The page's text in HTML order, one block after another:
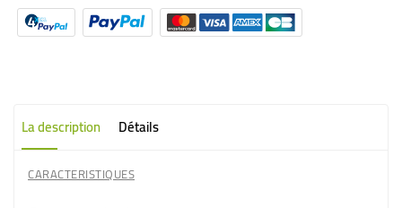
La description Détails
CARACTERISTIQUES